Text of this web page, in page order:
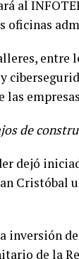
al
oficinas
las
de
dejó
Cristóbal
inversión
de la